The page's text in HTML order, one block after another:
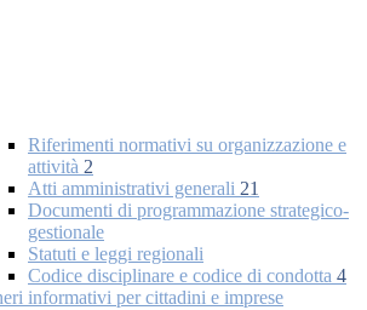
Riferimenti normativi su organizzazione e
attività 2
Atti amministrativi generali 21
Documenti di programmazione strategico-
gestionale
Statuti e leggi regionali
Codice disciplinare e codice di condotta 4
informativi per cittadini e imprese